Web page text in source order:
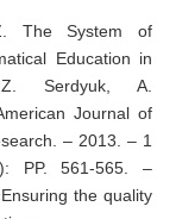
The System of
Education in
Serdyuk, А.
Journal of
– 2013. – 1
PP. 561-565. –
the quality